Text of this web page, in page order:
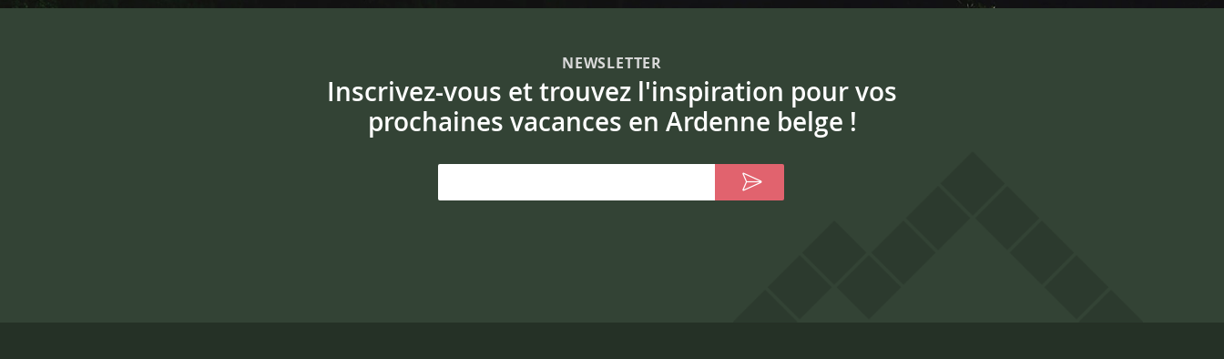
NEWSLETTER
Inscrivez-vous et trouvez l'inspiration pour vos
prochaines vacances en Ardenne belge !